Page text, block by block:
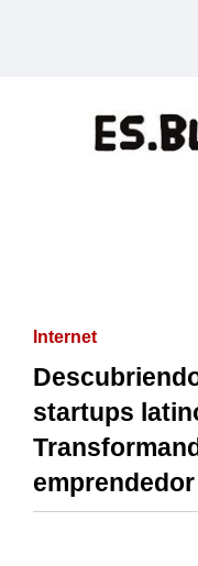
Internet
startups
emprendedor